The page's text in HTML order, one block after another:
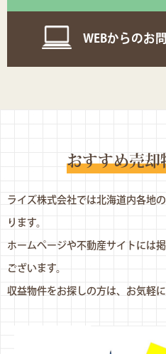
WEBからのお
おすすめ売
ライズ株式会社では北海道内各地
ります。
ホームページや不動産サイトには
ございます。
収益物件をお探しの方は、お気軽